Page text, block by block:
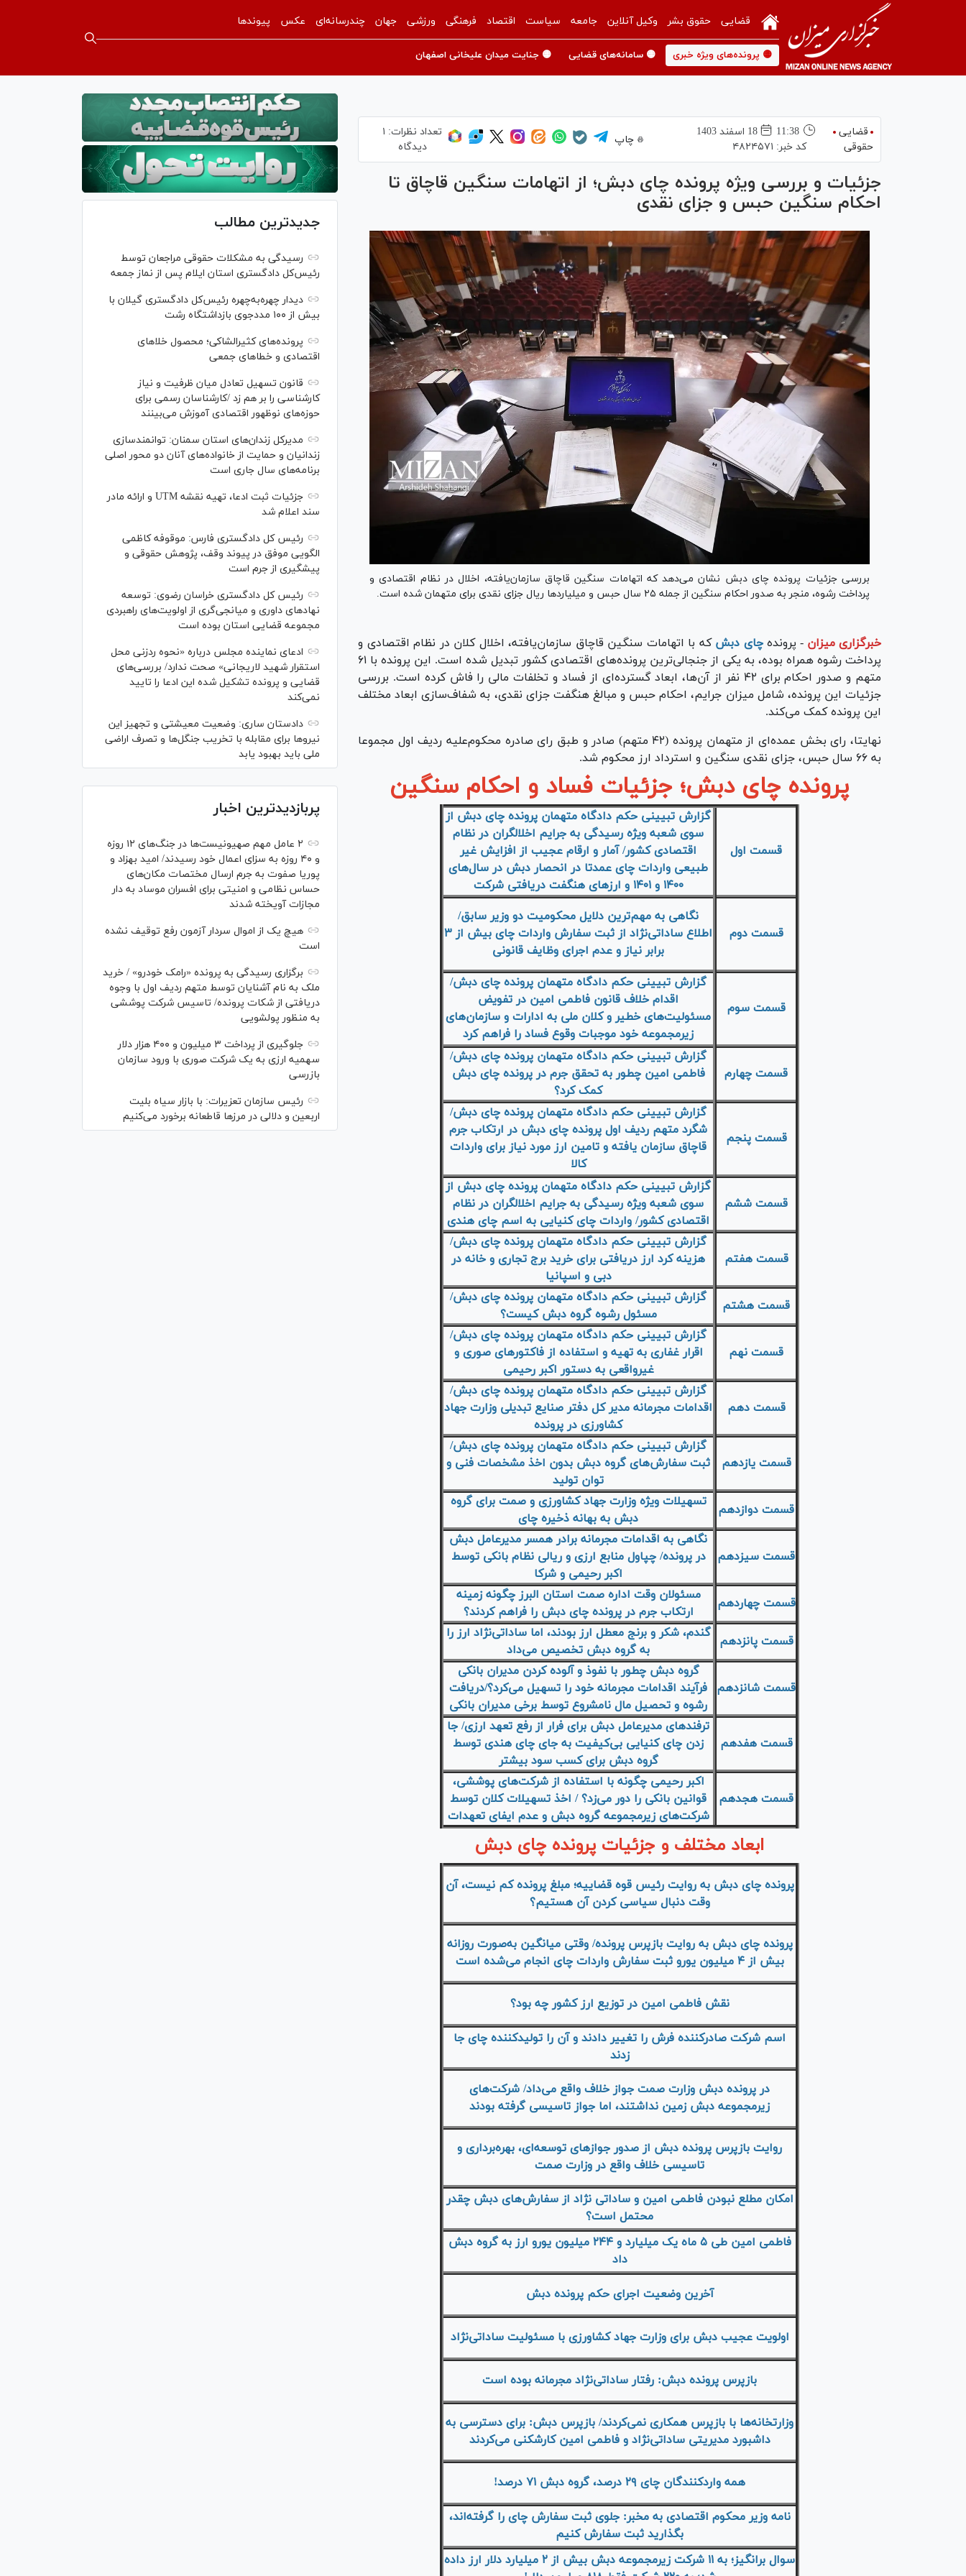
قضایی حقوق بشر وکیل آنلاین جامعه سیاست اقتصاد فرهنگی ورزشی جهان چندرسانه‌ای عکس پیوندها
🟡 پرونده‌های ویژه خبری 🟡 سامانه‌های قضایی 🟡 جنایت میدان علیخانی اصفهان
قضایی
حقوقی
11:38
18 اسفند 1403
کد خبر: ۴۸۲۴۵۷۱
چاپ
تعداد نظرات: ۱
دیدگاه
جزئیات و بررسی ویژه پرونده چای دبش؛ از اتهامات سنگین قاچاق تا
احکام سنگین حبس و جزای نقدی
بررسی جزئیات پرونده چای دبش نشان می‌دهد که اتهامات سنگین قاچاق سازمان‌یافته، اخلال در نظام اقتصادی و
پرداخت رشوه، منجر به صدور احکام سنگین از جمله ۲۵ سال حبس و میلیارد‌ها ریال جزای نقدی برای متهمان شده است.
خبرگزاری میزان - پروندهچای دبش که با اتهامات سنگین قاچاق سازمان‌یافته، اخلال کلان در نظام اقتصادی و
پرداخت رشوه همراه بوده، به یکی از جنجالی‌ترین پرونده‌های اقتصادی کشور تبدیل شده است. این پرونده با ۶۱
متهم و صدور احکام برای ۴۲ نفر از آن‌ها، ابعاد گسترده‌ای از فساد و تخلفات مالی را فاش کرده است. بررسی
جزئیات این پرونده، شامل میزان جرایم، احکام حبس و مبالغ هنگفت جزای نقدی، به شفاف‌سازی ابعاد مختلف
این پرونده کمک می‌کند.
نهایتا، رای بخش عمده‌ای از متهمان پرونده (۴۲ متهم) صادر و طبق رای صادره محکوم‌علیه ردیف اول مجموعا
به ۶۶ سال حبس، جزای نقدی سنگین و استرداد ارز محکوم شد.
پرونده چای دبش؛ جزئیات فساد و احکام سنگین
قسمت اول
گزارش تبیینی حکم دادگاه متهمان پرونده چای دبش از
سوی شعبه ویژه رسیدگی به جرایم اخلالگران در نظام
اقتصادی کشور/ آمار و ارقام عجیب از افزایش غیر
طبیعی واردات چای عمدتا در انحصار دبش در سال‌های
۱۴۰۰ و ۱۴۰۱ و ارز‌های هنگفت دریافتی شرکت
قسمت دوم
نگاهی به مهم‌ترین دلایل محکومیت دو وزیر سابق/
اطلاع ساداتی‌نژاد از ثبت سفارش واردات چای بیش از ۳
برابر نیاز و عدم اجرای وظایف قانونی
قسمت سوم
گزارش تبیینی حکم دادگاه متهمان پرونده چای دبش/
اقدام خلاف قانون فاطمی امین در تفویض
مسئولیت‌های خطیر و کلان ملی به ادارات و سازمان‌های
زیرمجموعه خود موجبات وقوع فساد را فراهم کرد
قسمت چهارم
گزارش تبیینی حکم دادگاه متهمان پرونده چای دبش/
فاطمی امین چطور به تحقق جرم در پرونده چای دبش
کمک کرد؟
قسمت پنجم
گزارش تبیینی حکم دادگاه متهمان پرونده چای دبش/
شگرد متهم ردیف اول پرونده چای دبش در ارتکاب جرم
قاچاق سازمان یافته و تامین ارز مورد نیاز برای واردات
کال
قسمت ششم
گزارش تبیینی حکم دادگاه متهمان پرونده چای دبش از
سوی شعبه ویژه رسیدگی به جرایم اخلالگران در نظام
اقتصادی کشور/ واردات چای کنیایی به اسم چای هندی
قسمت هفتم
گزارش تبیینی حکم دادگاه متهمان پرونده چای دبش/
هزینه کرد ارز دریافتی برای خرید برج تجاری و خانه در
دبی و اسپانیا
قسمت هشتم
گزارش تبیینی حکم دادگاه متهمان پرونده چای دبش/
مسئول رشوه گروه دبش کیست؟
قسمت نهم
گزارش تبیینی حکم دادگاه متهمان پرونده چای دبش/
اقرار غفاری به تهیه و استفاده از فاکتور‌های صوری و
غیرواقعی به دستور اکبر رحیمی
قسمت دهم
گزارش تبیینی حکم دادگاه متهمان پرونده چای دبش/
اقدامات مجرمانه مدیر کل دفتر صنایع تبدیلی وزارت جهاد
کشاورزی در پرونده
قسمت یازدهم
گزارش تبیینی حکم دادگاه متهمان پرونده چای دبش/
ثبت سفارش‌های گروه دبش بدون اخذ مشخصات فنی و
توان تولید
قسمت دوازدهم
تسهیلات ویژه وزارت جهاد کشاورزی و صمت برای گروه
دبش به بهانه ذخیره چای
قسمت سیزدهم
نگاهی به اقدامات مجرمانه برادر همسر مدیرعامل دبش
در پرونده/ چپاول منابع ارزی و ریالی نظام بانکی توسط
اکبر رحیمی و شرکا
قسمت چهاردهم
مسئولان وقت اداره صمت استان البرز چگونه زمینه
ارتکاب جرم در پرونده چای دبش را فراهم کردند؟
قسمت پانزدهم
گندم، شکر و برنج معطل ارز بودند، اما ساداتی‌نژاد ارز را
به گروه دبش تخصیص می‌داد
قسمت شانزدهم
گروه دبش چطور با نفوذ و آلوده کردن مدیران بانکی
فرآیند اقدامات مجرمانه خود را تسهیل می‌کرد؟/دریافت
رشوه و تحصیل مال نامشروع توسط برخی مدیران بانکی
قسمت هفدهم
ترفند‌های مدیرعامل دبش برای فرار از رفع تعهد ارزی/ جا
زدن چای کنیایی بی‌کیفیت به جای چای هندی توسط
گروه دبش برای کسب سود بیشتر
قسمت هجدهم
اکبر رحیمی چگونه با استفاده از شرکت‌های پوششی،
قوانین بانکی را دور می‌زد؟ / اخذ تسهیلات کلان توسط
شرکت‌های زیرمجموعه گروه دبش و عدم ایفای تعهدات
ابعاد مختلف و جزئیات پرونده چای دبش
پرونده چای دبش به روایت رئیس قوه قضاییه؛ مبلغ پرونده کم نیست، آن
وقت دنبال سیاسی کردن آن هستیم؟
پرونده چای دبش به روایت بازپرس پرونده/ وقتی میانگین به‌صورت روزانه
بیش از ۴ میلیون یورو ثبت سفارش واردات چای انجام می‌شده است
نقش فاطمی امین در توزیع ارز کشور چه بود؟
اسم شرکت صادرکننده فرش را تغییر دادند و آن را تولیدکننده چای جا
زدند
در پرونده دبش وزارت صمت جواز خلاف واقع می‌داد/ شرکت‌های
زیرمجموعه دبش زمین نداشتند، اما جواز تاسیسی گرفته بودند
روایت بازپرس پرونده دبش از صدور جواز‌های توسعه‌ای، بهره‌برداری و
تاسیسی خلاف واقع در وزارت صمت
امکان مطلع نبودن فاطمی امین و ساداتی نژاد از سفارش‌های دبش چقدر
محتمل است؟
فاطمی امین طی ۵ ماه یک میلیارد و ۲۴۴ میلیون یورو ارز به گروه دبش
داد
آخرین وضعیت اجرای حکم پرونده دبش
اولویت عجیب دبش برای وزارت جهاد کشاورزی با مسئولیت ساداتی‌نژاد
بازپرس پرونده دبش: رفتار ساداتی‌نژاد مجرمانه بوده است
وزارتخانه‌ها با بازپرس همکاری نمی‌کردند/ بازپرس دبش: برای دسترسی به
داشبورد مدیریتی ساداتی‌نژاد و فاطمی امین کارشکنی می‌کردند
همه واردکنندگان چای ۲۹ درصد، گروه دبش ۷۱ درصد!
نامه وزیر محکوم اقتصادی به مخبر: جلوی ثبت سفارش چای را گرفته‌اند،
بگذارید ثبت سفارش کنیم
سوال برانگیز؛ به ۱۱ شرکت زیرمجموعه دبش بیش از ۲ میلیارد دلار ارز داده
جدیدترین مطالب
رسیدگی به مشکلات حقوقی مراجعان توسط
رئیس‌کل دادگستری استان ایلام پس از نماز جمعه
دیدار چهره‌به‌چهره رئیس‌کل دادگستری گیلان با
بیش از ۱۰۰ مددجوی بازداشتگاه رشت
پرونده‌های کثیرالشاکی؛ محصول خلا‌های
اقتصادی و خطا‌های جمعی
قانون تسهیل تعادل میان ظرفیت و نیاز
کارشناسی را بر هم زد /کارشناسان رسمی برای
حوزه‌های نوظهور اقتصادی آموزش می‌بینند
مدیرکل زندان‌های استان سمنان: توانمندسازی
زندانیان و حمایت از خانواده‌های آنان دو محور اصلی
برنامه‌های سال جاری است
جزئیات ثبت ادعا، تهیه نقشه UTM و ارائه مادر
سند اعلام شد
رئیس کل دادگستری فارس: موقوفه کاظمی
الگویی موفق در پیوند وقف، پژوهش حقوقی و
پیشگیری از جرم است
رئیس کل دادگستری خراسان رضوی: توسعه
نهاد‌های داوری و میانجی‌گری از اولویت‌های راهبردی
مجموعه قضایی استان بوده است
ادعای نماینده مجلس درباره «نحوه ردزنی محل
استقرار شهید لاریجانی» صحت ندارد/ بررسی‌های
قضایی و پرونده تشکیل شده این ادعا را تایید
نمی‌کند
دادستان ساری: وضعیت معیشتی و تجهیز این
نیرو‌ها برای مقابله با تخریب جنگل‌ها و تصرف اراضی
ملی باید بهبود یابد
پربازدیدترین اخبار
۲ عامل مهم صهیونیست‌ها در جنگ‌های ۱۲ روزه
و ۴۰ روزه به سزای اعمال خود رسیدند/ امید بهزاد و
پوریا صفوت به جرم ارسال مختصات مکان‌های
حساس نظامی و امنیتی برای افسران موساد به دار
مجازات آویخته شدند
هیچ یک از اموال سردار آزمون رفع توقیف نشده
است
برگزاری رسیدگی به پرونده «رامک خودرو» / خرید
ملک به نام آشنایان توسط متهم ردیف اول با وجوه
دریافتی از شکات پرونده/ تاسیس شرکت پوششی
به منظور پولشویی
جلوگیری از پرداخت ۳ میلیون و ۴۰۰ هزار دلار
سهمیه ارزی به یک شرکت صوری با ورود سازمان
بازرسی
رئیس سازمان تعزیرات: با بازار سیاه بلیت
اربعین و دلالی در مرز‌ها قاطعانه برخورد می‌کنیم